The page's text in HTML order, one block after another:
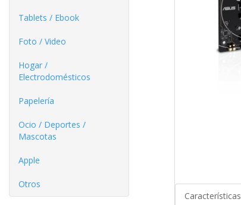
Tablets / Ebook
Foto / Video
Hogar /
Electrodomésticos
Papelería
Ocio / Deportes /
Mascotas
Apple
Otros
Características